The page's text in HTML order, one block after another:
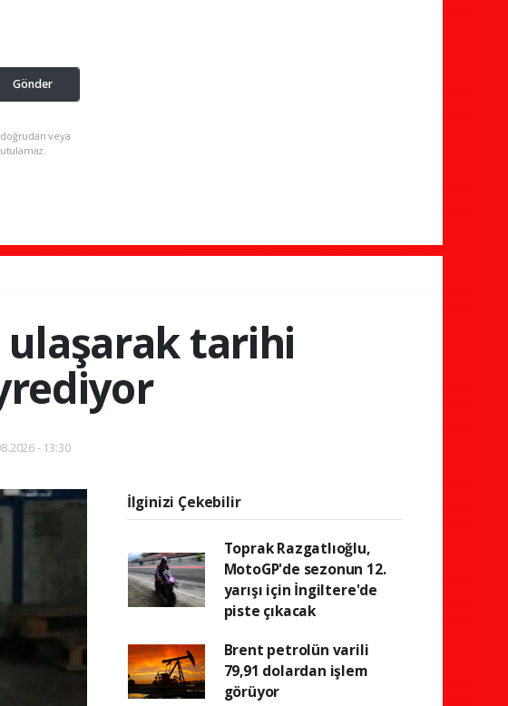
Gönder
veya
ulaşarak tarihi
- 13:30
İlginizi Çekebilir
Toprak Razgatlıoğlu,
MotoGP'de sezonun 12.
yarışı için İngiltere'de
piste çıkacak
Brent petrolün varili
79,91 dolardan işlem
görüyor